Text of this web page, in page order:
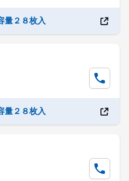
量２８枚入
量２８枚入